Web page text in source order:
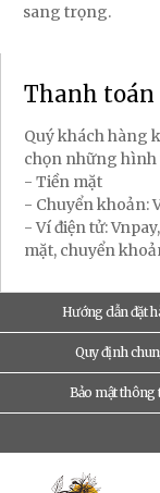
sang trọng.
Thanh toán
Quý khách hàng
chọn những hình
- Tiền mặt
- Chuyển khoản:
- Ví điện tử:
mặt, chuyển
Hướng dẫn đặt
Quy định
Bảo mật thông